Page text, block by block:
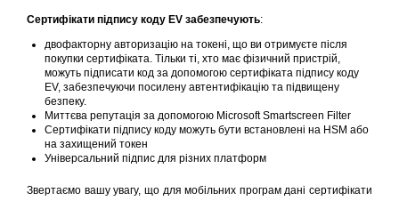
Сертифікати підпису коду EV забезпечують:
двофакторну авторизацію на токені, що ви отримуєте після
покупки сертифіката. Тільки ті, хто має фізичний пристрій,
можуть підписати код за допомогою сертифіката підпису коду
EV, забезпечуючи посилену автентифікацію та підвищену
безпеку.
Миттєва репутація за допомогою Microsoft Smartscreen Filter
Сертифікати підпису коду можуть бути встановлені на HSM або
на захищений токен
Універсальний підпис для різних платформ
Звертаємо вашу увагу, що для мобільних програм дані сертифікати